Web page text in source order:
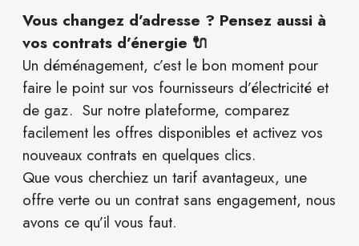
Vous changez d’adresse ? Pensez aussi à
vos contrats d’énergie 🔌
Un déménagement, c’est le bon moment pour
faire le point sur vos fournisseurs d’électricité et
de gaz. Sur notre plateforme, comparez
facilement les offres disponibles et activez vos
nouveaux contrats en quelques clics.
Que vous cherchiez un tarif avantageux, une
offre verte ou un contrat sans engagement, nous
avons ce qu’il vous faut.